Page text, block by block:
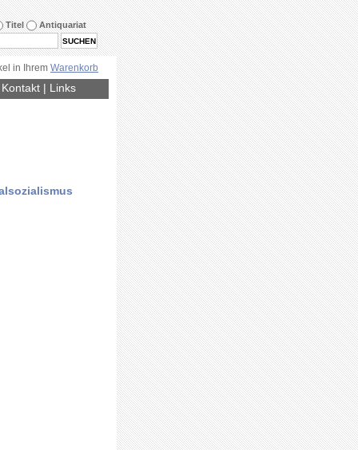
Titel Antiquariat
in Ihrem Warenkorb
Kontakt| Links